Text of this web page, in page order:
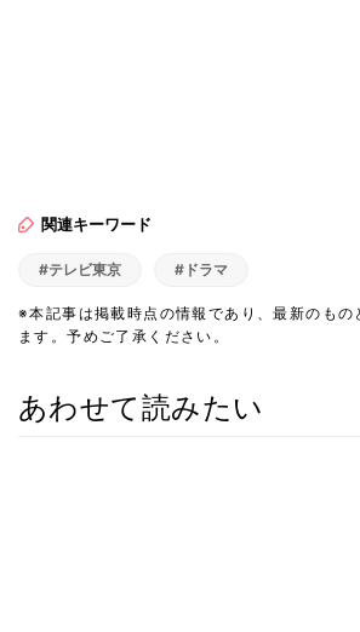
関連キーワード
#テレビ東京 #ドラマ
※本記事は掲載時点の情報であり、最新のもの
ます。予めご了承ください。
あわせて読みたい